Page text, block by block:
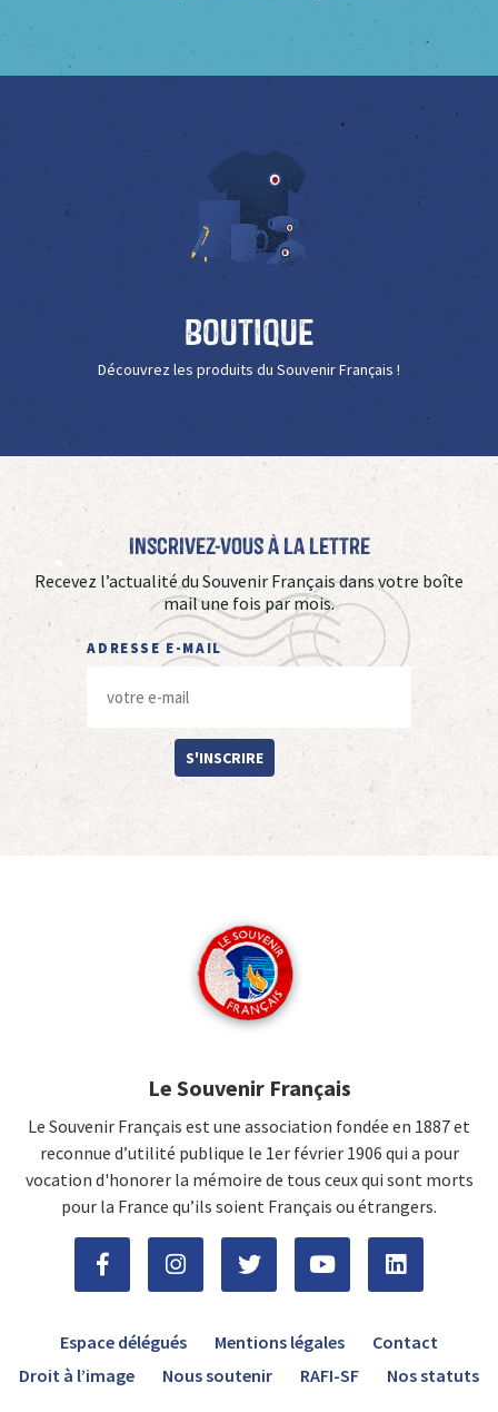
Boutique
Découvrez les produits du Souvenir Français !
Inscrivez-vous à La Lettre
Recevez l’actualité du Souvenir Français dans votre boîte
mail une fois par mois.
ADRESSE E-MAIL
S'INSCRIRE
Le Souvenir Français
Le Souvenir Français est une association fondée en 1887 et
reconnue d’utilité publique le 1er février 1906 qui a pour
vocation d'honorer la mémoire de tous ceux qui sont morts
pour la France qu’ils soient Français ou étrangers.
Espace délégués Mentions légales
Contact
Droit à l’image
Nous soutenir RAFI-SF Nos statuts